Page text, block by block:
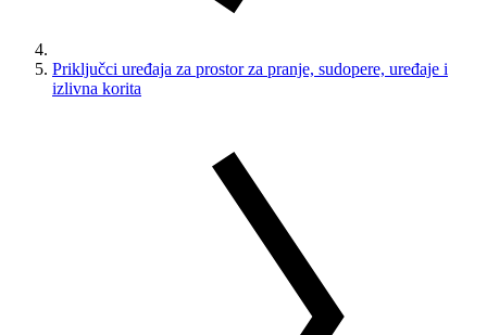
Priključci uređaja za prostor za pranje, sudopere, uređaje i
izlivna korita